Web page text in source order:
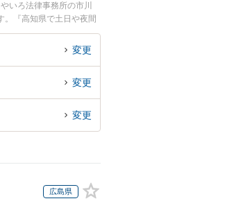
いろ法律事務所の市川
。『高知県で土日や夜間
の弁護士を検索したい』
変更
変更
変更
広島県